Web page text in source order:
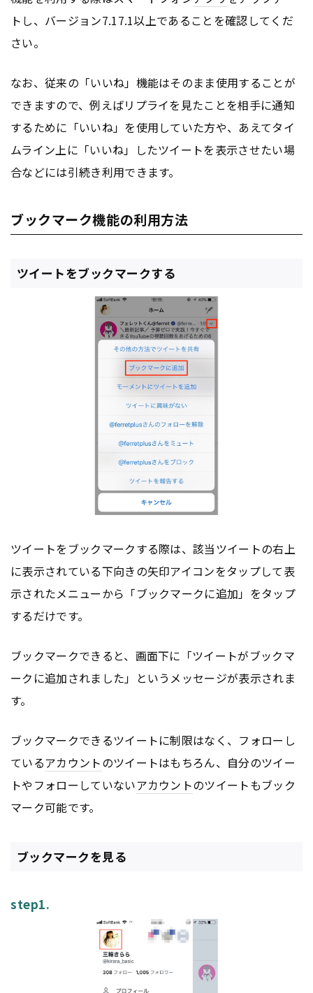
トし、バージョン7.17.1以上であることを確認してくだ
さい。
なお、従来の「いいね」機能はそのまま使用することが
できますので、例えばリプライを見たことを相手に通知
するために「いいね」を使用していた方や、あえてタイ
ムライン上に「いいね」したツイートを表示させたい場
合などには引続き利用できます。
ブックマーク機能の利用方法
ツイートをブックマークする
ツイートをブックマークする際は、該当ツイートの右上
に表示されている下向きの矢印アイコンをタップして表
示されたメニューから「ブックマークに追加」をタップ
するだけです。
ブックマークできると、画面下に「ツイートがブックマ
ークに追加されました」というメッセージが表示されま
す。
ブックマークできるツイートに制限はなく、フォローし
ているアカウントのツイートはもちろん、自分のツイー
トやフォローしていないアカウントのツイートもブック
マーク可能です。
ブックマークを見る
step1.